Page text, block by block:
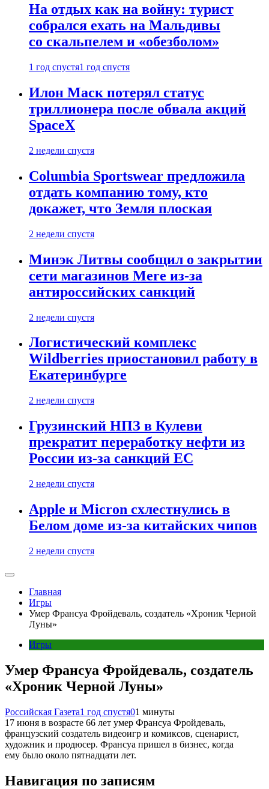
На отдых как на войну: турист
собрался ехать на Мальдивы
со скальпелем и «обезболом»
1 год спустя1 год спустя
Илон Маск потерял статус
триллионера после обвала акций
SpaceX
2 недели спустя
Columbia Sportswear предложила
отдать компанию тому, кто
докажет, что Земля плоская
2 недели спустя
Минэк Литвы сообщил о закрытии
сети магазинов Mere из-за
антироссийских санкций
2 недели спустя
Логистический комплекс
Wildberries приостановил работу в
Екатеринбурге
2 недели спустя
Грузинский НПЗ в Кулеви
прекратит переработку нефти из
России из-за санкций ЕС
2 недели спустя
Apple и Micron схлестнулись в
Белом доме из-за китайских чипов
2 недели спустя
Главная
Игры
Умер Франсуа Фройдеваль, создатель «Хроник Черной
Луны»
Игры
Умер Франсуа Фройдеваль, создатель
«Хроник Черной Луны»
Российская Газета1 год спустя01 минуты
17 июня в возрасте 66 лет умер Франсуа Фройдеваль,
французский создатель видеоигр и комиксов, сценарист,
художник и продюсер. Франсуа пришел в бизнес, когда
ему было около пятнадцати лет.
Навигация по записям